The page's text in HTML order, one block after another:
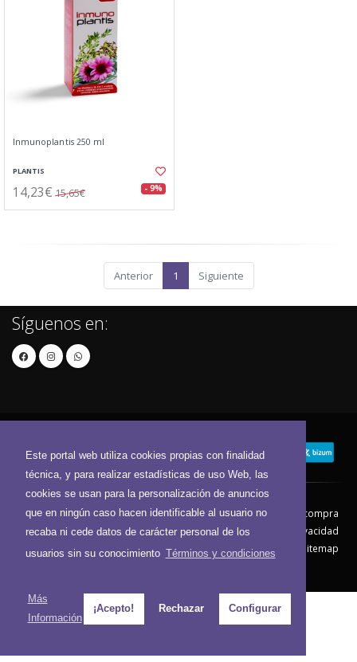
Este portal web utiliza cookies propias con finalidad
técnica, y para realizar estadísticas de uso Web, las
cookies se usan para la personalización de anuncios
que en ningún caso hacen identificable al usuario no
recaba ni cede datos de carácter personal de los
usuarios sin su conocimiento Términos y condiciones
Más
Información
¡Acepto! Rechazar Configurar
Inmunoplantis 250 ml
PLANTIS
14,23€ 15,65€ - 9%
Anterior 1 Siguiente
Síguenos en:
Contacto Aviso Legal
Condiciones de compra
Política de envíos
Política de devolución
Política de Privacidad
Política de Cookies
Sitemap